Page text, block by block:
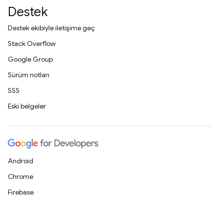
Destek
Destek ekibiyle iletişime geç
Stack Overflow
Google Group
Sürüm notları
SSS
Eski belgeler
Android
Chrome
Firebase